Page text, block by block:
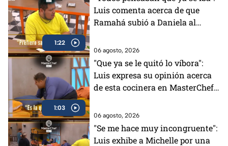
1:22
Luis comenta acerca de que
Ramahá subió a Daniela al
06 agosto, 2026
1:03
"Que ya se le quitó lo víbora":
Luis expresa su opinión acerca
de esta cocinera en MasterChef
06 agosto, 2026
"Se me hace muy incongruente":
Luis exhibe a Michelle por una